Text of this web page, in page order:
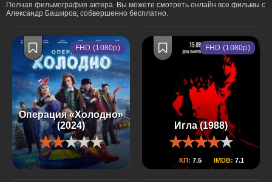
Полная фильмография актера. Вы можете смотреть онлайн все фильмы с
Александр Баширов, собвершенно бесплатно.
Операция «Холодно»
(2024)
FHD (1080p)
Игла (1988)
КП: 7.5 IMDB: 7.1
FHD (1080p)